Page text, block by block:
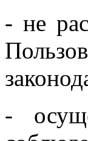
- не
-